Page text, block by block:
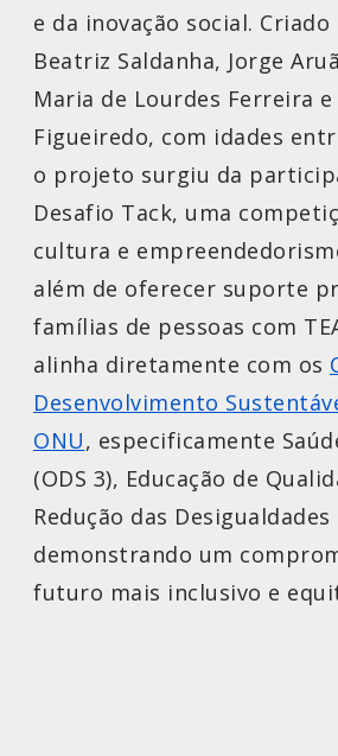
e da inovação social. Criado
Beatriz Saldanha, Jorge
Maria de Lourdes Ferreira
Figueiredo, com idades
o projeto surgiu da
Desafio Tack, uma
cultura e
além de oferecer suporte
famílias de pessoas com
alinha diretamente com os
Desenvolvimento
ONU, especificamente
(ODS 3), Educação de
Redução das Desigualdades
demonstrando um
futuro mais inclusivo e